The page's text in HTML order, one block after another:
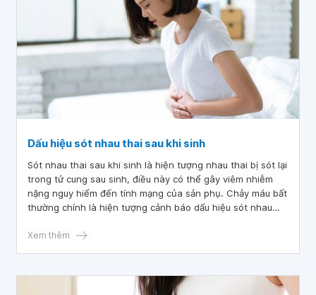
Dấu hiệu sót nhau thai sau khi sinh
Sót nhau thai sau khi sinh là hiện tượng nhau thai bị sót lại
trong tử cung sau sinh, điều này có thể gây viêm nhiễm
nặng nguy hiểm đến tính mạng của sản phụ. Chảy máu bất
thường chính là hiện tượng cảnh báo dấu hiệu sót nhau
Xem thêm